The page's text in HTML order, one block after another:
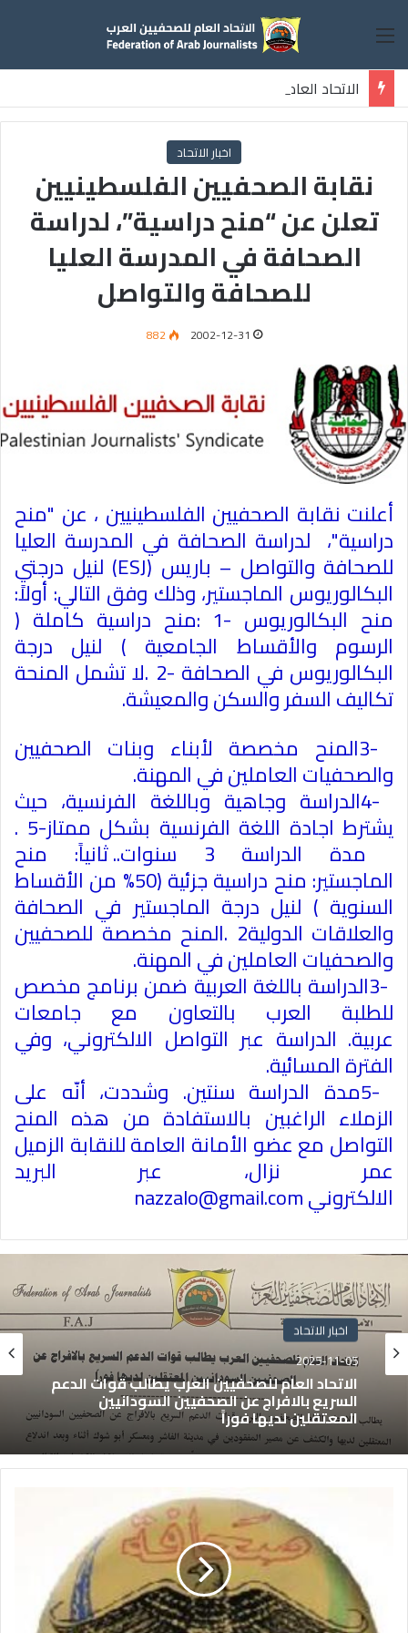
القائمة
اخبار الاتحاد
نقابة الصحفيين الفلسطينيين
تعلن عن “منح دراسية”، لدراسة
الصحافة في المدرسة العليا
للصحافة والتواصل
2002-12-31
882
أعلنت نقابة الصحفيين الفلسطينيين ، عن "منح
دراسية"، لدراسة الصحافة في المدرسة العليا
للصحافة والتواصل – باريس (ESJ) لنيل درجتي
البكالوريوس الماجستير، وذلك وفق التالي: أولاً:
منح البكالوريوس : 1-منح دراسية كاملة (
الرسوم والأقساط الجامعية ) لنيل درجة
البكالوريوس في الصحافة . 2-لا تشمل المنحة
تكاليف السفر والسكن والمعيشة.
3-المنح مخصصة لأبناء وبنات الصحفيين
والصحفيات العاملين في المهنة.
4-الدراسة وجاهية وباللغة الفرنسية، حيث
يشترط اجادة اللغة الفرنسية بشكل ممتاز. 5-
مدة الدراسة 3 سنوات .. ثانياً: منح
الماجستير: منح دراسية جزئية (50% من الأقساط
السنوية ) لنيل درجة الماجستير في الصحافة
والعلاقات الدولية. 2المنح مخصصة للصحفيين
والصحفيات العاملين في المهنة.
3-الدراسة باللغة العربية ضمن برنامج مخصص
للطلبة العرب بالتعاون مع جامعات
عربية. الدراسة عبر التواصل الالكتروني، وفي
الفترة المسائية.
5-مدة الدراسة سنتين. وشددت، أنّه على
الزملاء الراغبين بالاستفادة من هذه المنح
التواصل مع عضو الأمانة العامة للنقابة الزميل
عمر نزال، عبر البريد
الالكترونيnazzalo@gmail.com
اخبار الاتحاد
2025-11-05
الاتحاد العام للصحفيين العرب يطالب قوات الدعم
السريع بالافراج عن الصحفيين السودانيين
المعتقلين لديها فوراً